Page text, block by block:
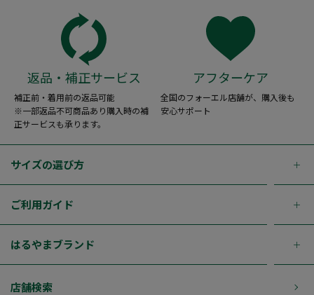
返品・補正サービス
補正前・着用前の返品可能
※一部返品不可商品あり購入時の補
正サービスも承ります。
アフターケア
全国のフォーエル店舗が、購入後も
安心サポート
サイズの選び方
ご利用ガイド
はるやまブランド
店舗検索